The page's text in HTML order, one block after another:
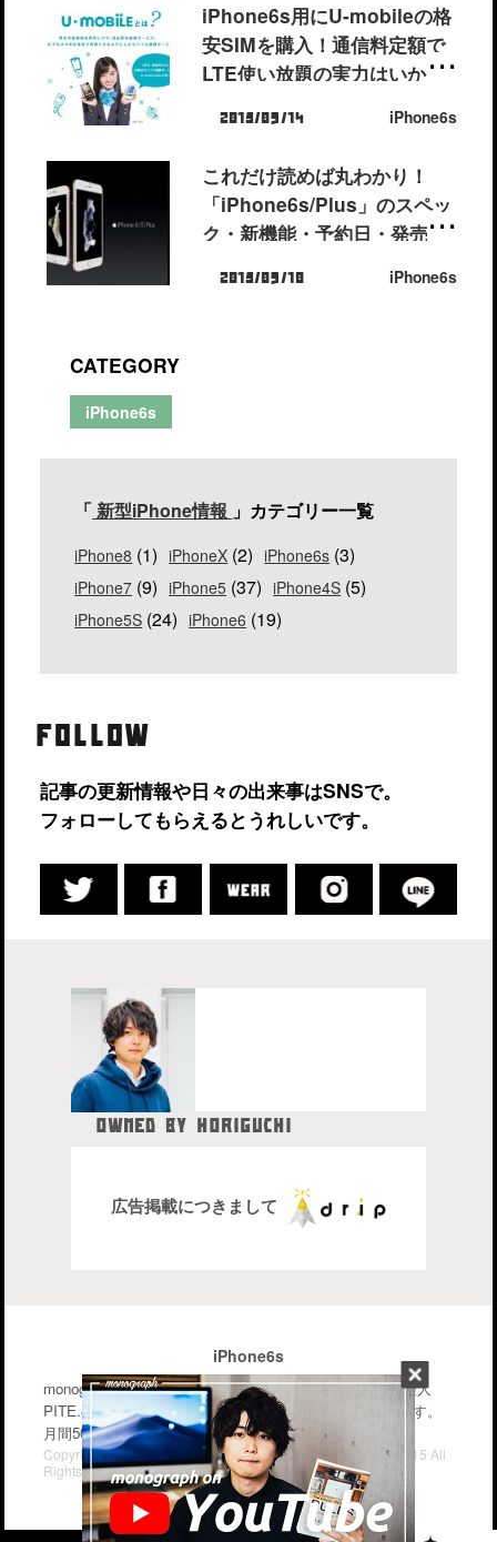
iPhone6s用にU-mobileの格
安SIMを購入！通信料定額で
LTE使い放題の実力はいか
2015/09/14 iPhone6s
これだけ読めば丸わかり！
「iPhone6s/Plus」のスペッ
ク・新機能・予約日・発売日
2015/09/10 iPhone6s
CATEGORY
iPhone6s
「 新型iPhone情報 」カテゴリー一覧
iPhone8 (1) iPhoneX (2) iPhone6s (3)
iPhone7 (9) iPhone5 (37) iPhone4S (5)
iPhone5S (24) iPhone6 (19)
FOLLOW
記事の更新情報や日々の出来事はSNSで。
フォローしてもらえるとうれしいです。
OWNED BY HORIGUCHI
株式会社drip代表取締役社長
広告掲載につきまして
iPhone6s
monographはiPhone・Macなどのガジェットを中心に管理人
PITE.の気になるモノを幅広く紹介するブログメディアです。
月間50〜70万PV。気軽に楽しんで行って下さい。
Copyright© iPhone・Macの情報発信ブログ "monograph" , 2015 All
Rights Reserved.